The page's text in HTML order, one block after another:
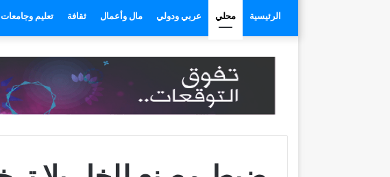
الرئيسية محلي عربي ودولي مال وأعمال ثقافة تعليم وجامعات